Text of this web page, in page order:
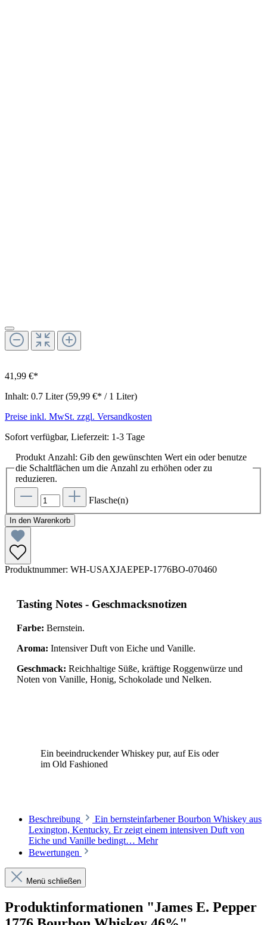
41,99 €*
Inhalt: 0.7 Liter(59,99 €* / 1 Liter)
Preise inkl. MwSt. zzgl. Versandkosten
Sofort verfügbar, Lieferzeit: 1-3 Tage
Produkt Anzahl: Gib den gewünschten Wert ein oder benutze
die Schaltflächen um die Anzahl zu erhöhen oder zu
reduzieren.
Flasche(n)
In den Warenkorb
Produktnummer: WH-USAXJAEPEP-1776BO-070460
Tasting Notes - Geschmacksnotizen
Farbe: Bernstein.
Aroma: Intensiver Duft von Eiche und Vanille.
Geschmack: Reichhaltige Süße, kräftige Roggenwürze und
Noten von Vanille, Honig, Schokolade und Nelken.
Ein beeindruckender Whiskey pur, auf Eis oder
im Old Fashioned
Beschreibung
Ein bernsteinfarbener Bourbon Whiskey aus
Lexington, Kentucky. Er zeigt einem intensiven Duft von
Eiche und Vanille bedingt… Mehr
Bewertungen
Menü schließen
Produktinformationen "James E. Pepper